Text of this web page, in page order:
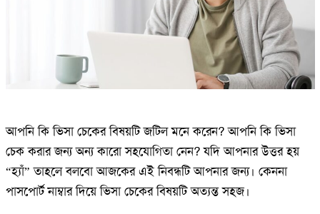
আপনি কি ভিসা চেকের বিষয়টি জটিল মনে করেন? আপনি কি ভিসা
চেক করার জন্য অন্য কারো সহযোগিতা নেন? যদি আপনার উত্তর হয়
“হ্যাঁ” তাহলে বলবো আজকের এই নিবন্ধটি আপনার জন্য। কেননা
পাসপোর্ট নাম্বার দিয়ে ভিসা চেকের বিষয়টি অত্যন্ত সহজ।